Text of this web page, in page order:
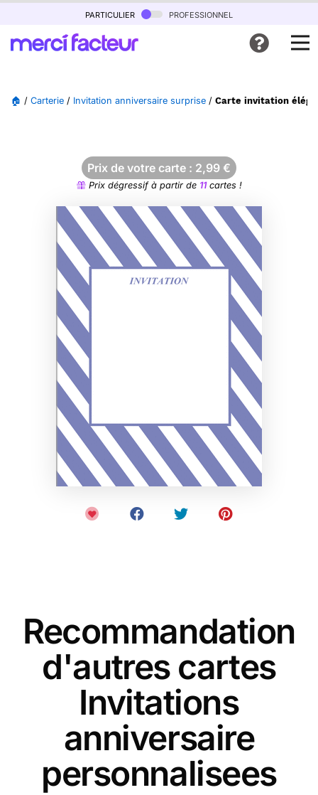
particulier professionnel
🏠 / Carterie / Invitation anniversaire surprise / Carte invitation
Prix de votre carte : 2,99 €
Prix dégressif à partir de 11cartes !
Recommandation
d'autres cartes
Invitations
anniversaire
personnalisees